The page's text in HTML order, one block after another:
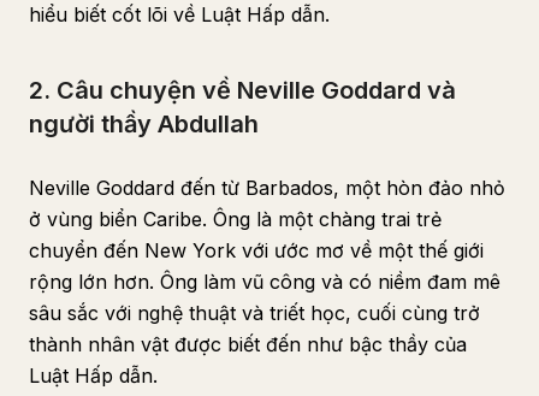
hiểu biết cốt lõi về Luật Hấp dẫn.
2. Câu chuyện về Neville Goddard và
người thầy Abdullah
Neville Goddard đến từ Barbados, một hòn đảo nhỏ
ở vùng biển Caribe. Ông là một chàng trai trẻ
chuyển đến New York với ước mơ về một thế giới
rộng lớn hơn. Ông làm vũ công và có niềm đam mê
sâu sắc với nghệ thuật và triết học, cuối cùng trở
thành nhân vật được biết đến như bậc thầy của
Luật Hấp dẫn.